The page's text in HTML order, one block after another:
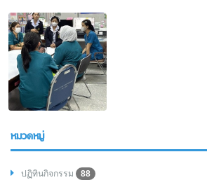
หมวดหมู่
ปฏิทินกิจกรรม 88